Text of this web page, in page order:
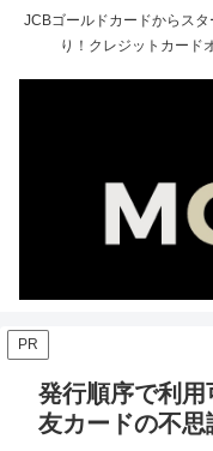
JCBゴールドカードからス
り！クレジットカード
PR
発行順序で利
友カードの不思